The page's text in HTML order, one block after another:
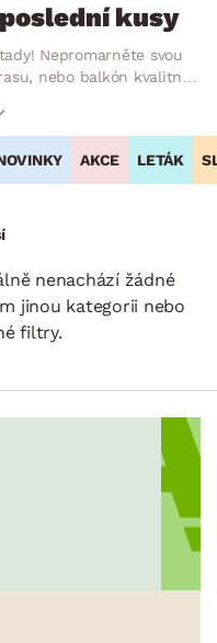
kusy
Nepromarněte svou
nebo balkón kvalitním
právě začal!
AKCE LETÁK
nenachází žádné
jinou kategorii nebo
filtry.